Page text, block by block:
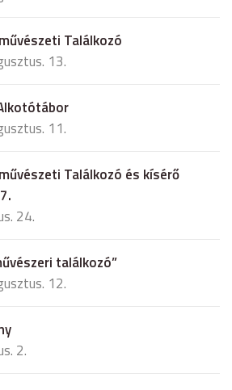
Találkozó
13.
11.
Találkozó és kísérő
24.
találkozó”
12.
2.